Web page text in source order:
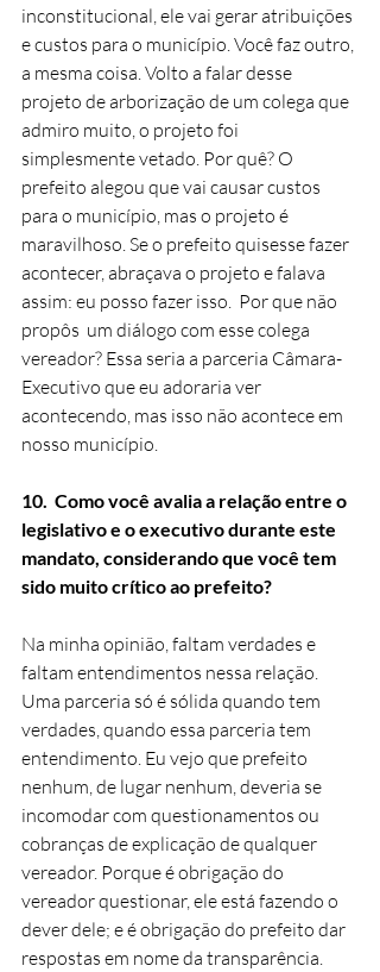
inconstitucional, ele vai gerar atribuições
e custos para o município. Você faz outro,
a mesma coisa. Volto a falar desse
projeto de arborização de um colega que
admiro muito, o projeto foi
simplesmente vetado. Por quê? O
prefeito alegou que vai causar custos
para o município, mas o projeto é
maravilhoso. Se o prefeito quisesse fazer
acontecer, abraçava o projeto e falava
assim: eu posso fazer isso.  Por que não
propôs  um diálogo com esse colega
vereador? Essa seria a parceria Câmara-
Executivo que eu adoraria ver
acontecendo, mas isso não acontece em
nosso município.
10.  Como você avalia a relação entre o
legislativo e o executivo durante este
mandato, considerando que você tem
sido muito crítico ao prefeito?
Na minha opinião, faltam verdades e
faltam entendimentos nessa relação.
Uma parceria só é sólida quando tem
verdades, quando essa parceria tem
entendimento. Eu vejo que prefeito
nenhum, de lugar nenhum, deveria se
incomodar com questionamentos ou
cobranças de explicação de qualquer
vereador. Porque é obrigação do
vereador questionar, ele está fazendo o
dever dele; e é obrigação do prefeito dar
respostas em nome da transparência.